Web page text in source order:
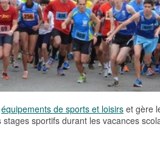
équipements de sports et loisirs et gère
sportifs durant les vacances